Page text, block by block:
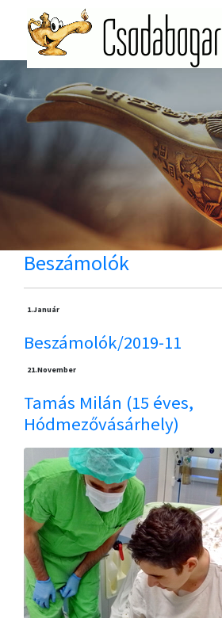
Beszámolók
1.Január
Beszámolók/2019-11
21.November
Tamás Milán (15 éves,
Hódmezővásárhely)